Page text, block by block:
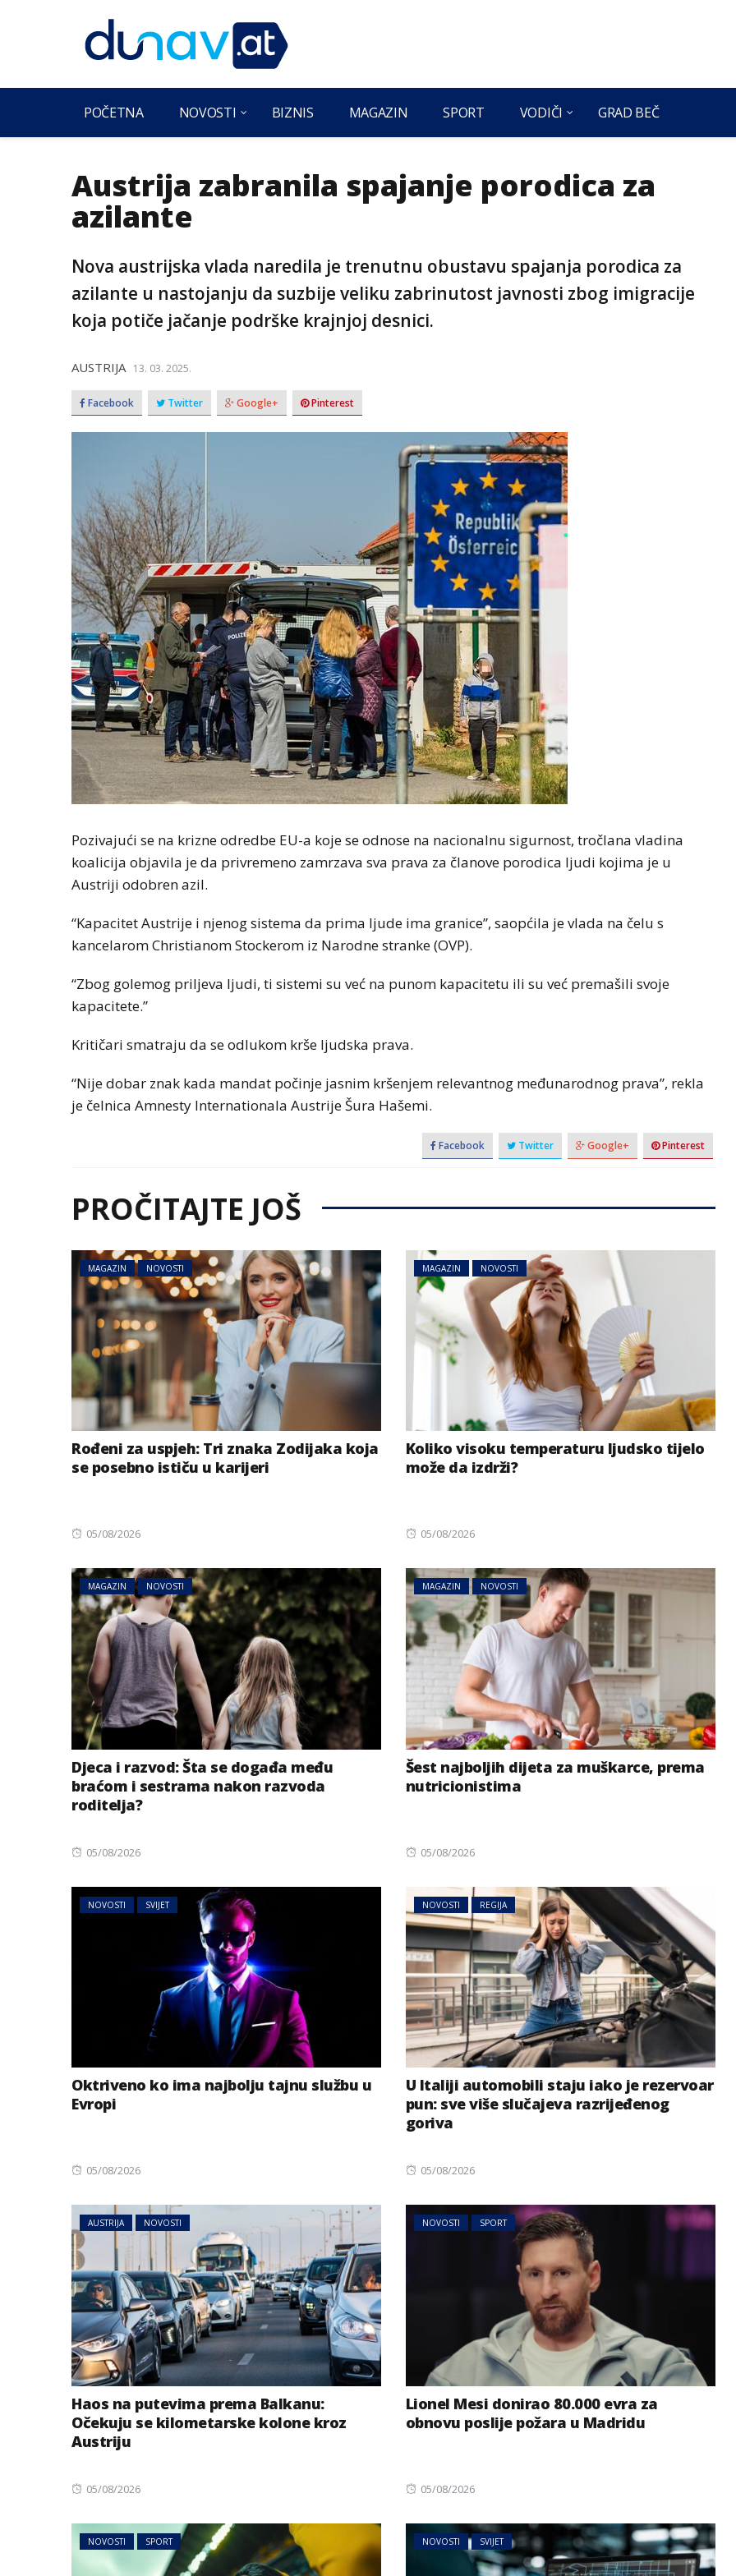
POČETNA NOVOSTI BIZNIS MAGAZIN SPORT VODIČI GRAD BEČ
Austrija zabranila spajanje porodica za
azilante
Nova austrijska vlada naredila je trenutnu obustavu spajanja porodica za
azilante u nastojanju da suzbije veliku zabrinutost javnosti zbog imigracije
koja potiče jačanje podrške krajnjoj desnici.
AUSTRIJA 13. 03. 2025.
Facebook Twitter Google+ Pinterest
Pozivajući se na krizne odredbe EU-a koje se odnose na nacionalnu sigurnost, tročlana vladina
koalicija objavila je da privremeno zamrzava sva prava za članove porodica ljudi kojima je u
Austriji odobren azil.
“Kapacitet Austrije i njenog sistema da prima ljude ima granice”, saopćila je vlada na čelu s
kancelarom Christianom Stockerom iz Narodne stranke (OVP).
“Zbog golemog priljeva ljudi, ti sistemi su već na punom kapacitetu ili su već premašili svoje
kapacitete.”
Kritičari smatraju da se odlukom krše ljudska prava.
“Nije dobar znak kada mandat počinje jasnim kršenjem relevantnog međunarodnog prava”, rekla
je čelnica Amnesty Internationala Austrije Šura Hašemi.
Facebook Twitter Google+ Pinterest
PROČITAJTE JOŠ
MAGAZIN NOVOSTI
Rođeni za uspjeh: Tri znaka Zodijaka koja
se posebno ističu u karijeri
Posted
05/08/2026
MAGAZIN NOVOSTI
Koliko visoku temperaturu ljudsko tijelo
može da izdrži?
Posted
05/08/2026
MAGAZIN NOVOSTI
Djeca i razvod: Šta se događa među
braćom i sestrama nakon razvoda
roditelja?
Posted
05/08/2026
MAGAZIN NOVOSTI
Šest najboljih dijeta za muškarce, prema
nutricionistima
Posted
05/08/2026
NOVOSTI SVIJET
Oktriveno ko ima najbolju tajnu službu u
Evropi
Posted
05/08/2026
NOVOSTI REGIJA
U Italiji automobili staju iako je rezervoar
pun: sve više slučajeva razrijeđenog
goriva
Posted
05/08/2026
AUSTRIJA NOVOSTI
Haos na putevima prema Balkanu:
Očekuju se kilometarske kolone kroz
Austriju
Posted
05/08/2026
NOVOSTI SPORT
Lionel Mesi donirao 80.000 evra za
obnovu poslije požara u Madridu
Posted
05/08/2026
NOVOSTI SPORT NOVOSTI SVIJET